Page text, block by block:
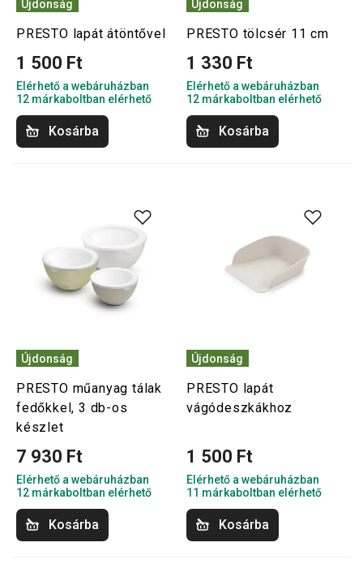
Újdonság
PRESTO lapát átöntővel
1 500 Ft
Elérhető a webáruházban
12 márkaboltban elérhető
Kosárba
Újdonság
PRESTO tölcsér 11 cm
1 330 Ft
Elérhető a webáruházban
12 márkaboltban elérhető
Kosárba
Újdonság
PRESTO műanyag tálak
fedőkkel, 3 db-os
készlet
7 930 Ft
Elérhető a webáruházban
12 márkaboltban elérhető
Kosárba
Újdonság
PRESTO lapát
vágódeszkákhoz
1 500 Ft
Elérhető a webáruházban
11 márkaboltban elérhető
Kosárba